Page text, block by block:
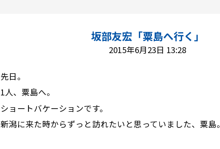
坂部友宏「粟島へ行く」
2015年6月23日 13:28
先日。
1人、粟島へ。
ショートバケーションです。
新潟に来た時からずっと訪れたいと思っていました、粟島。